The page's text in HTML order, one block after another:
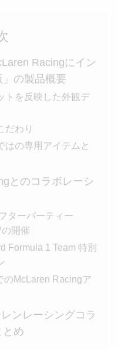
Racingにイン
の製品概要
トを反映した外観デ
だわり
はの専用アイテムと
とのコラボレーシ
ターパーティー
開催
Formula 1 Team 特別
McLaren Racingア
ンレーシングコラ
とめ